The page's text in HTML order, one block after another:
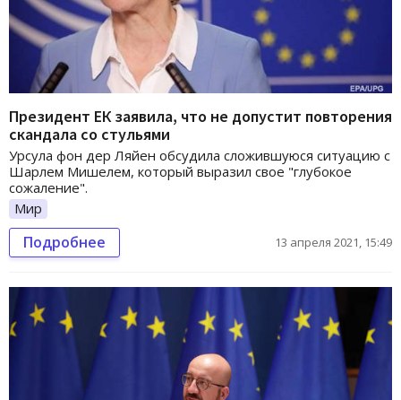
Президент ЕК заявила, что не допустит повторения
скандала со стульями
Урсула фон дер Ляйен обсудила сложившуюся ситуацию с
Шарлем Мишелем, который выразил свое "глубокое
сожаление".
Мир
Подробнее 13 апреля 2021, 15:49